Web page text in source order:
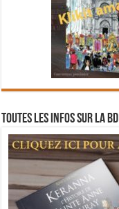
Toutes les infos sur la BD